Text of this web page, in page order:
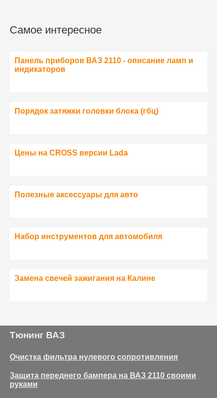
Самое интересное
Панель приборов ВАЗ 2110 - описание ламп и
индикаторов
Порядок затяжки головки блока (гбц)
Цены на CROSS версии Lada
Полезные аксессуары для авто
Набор инструментов для автомобиля
Замена свечей зажигания на Калине
Тюнинг ВАЗ
Очистка фильтра нулевого сопротивления
Защита переднего бампера на ВАЗ 2110 своими
руками